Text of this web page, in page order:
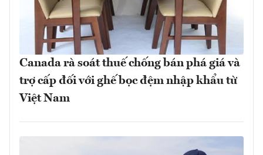
Canada rà soát thuế chống bán phá giá và
trợ cấp đối với ghế bọc đệm nhập khẩu từ
Việt Nam